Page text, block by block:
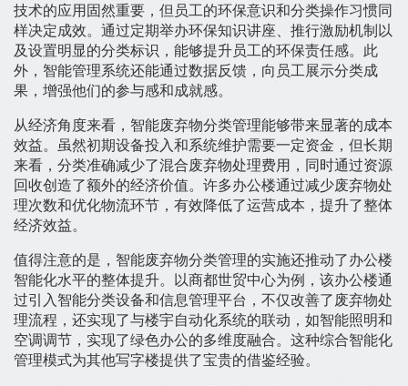
技术的应用固然重要，但员工的环保意识和分类操作习惯同
样决定成效。通过定期举办环保知识讲座、推行激励机制以
及设置明显的分类标识，能够提升员工的环保责任感。此
外，智能管理系统还能通过数据反馈，向员工展示分类成
果，增强他们的参与感和成就感。
从经济角度来看，智能废弃物分类管理能够带来显著的成本
效益。虽然初期设备投入和系统维护需要一定资金，但长期
来看，分类准确减少了混合废弃物处理费用，同时通过资源
回收创造了额外的经济价值。许多办公楼通过减少废弃物处
理次数和优化物流环节，有效降低了运营成本，提升了整体
经济效益。
值得注意的是，智能废弃物分类管理的实施还推动了办公楼
智能化水平的整体提升。以商都世贸中心为例，该办公楼通
过引入智能分类设备和信息管理平台，不仅改善了废弃物处
理流程，还实现了与楼宇自动化系统的联动，如智能照明和
空调调节，实现了绿色办公的多维度融合。这种综合智能化
管理模式为其他写字楼提供了宝贵的借鉴经验。